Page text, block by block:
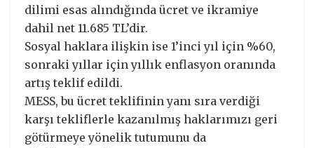
dilimi esas alındığında ücret ve ikramiye
dahil net 11.685 TL’dir.
Sosyal haklara ilişkin ise 1’inci yıl için %60,
sonraki yıllar için yıllık enflasyon oranında
artış teklif edildi.
MESS, bu ücret teklifinin yanı sıra verdiği
karşı tekliflerle kazanılmış haklarımızı geri
götürmeye yönelik tutumunu da